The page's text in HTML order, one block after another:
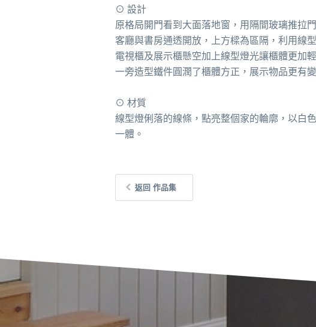
⊙ 設計
原格局開門看到大面落地窗，用隔間玻璃推拉
客廳與書房通透開放，上方樑為區隔，利用線
電視櫃及展示櫃懸空加上線型燈光讓櫃體更加
一旁造型鐵件圓潤了櫃體方正，展示物品更有
⊙ 材質
線型燈俐落的線條，點亮整個家的輪廓，以白
一體。
返回 作品集